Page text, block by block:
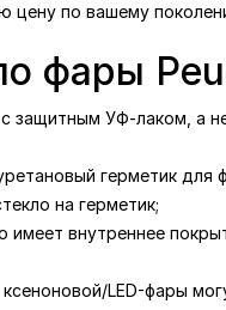
цену по вашему
фары
УФ-лаком, а
герметик
на герметик;
имеет внутреннее
LED-фары